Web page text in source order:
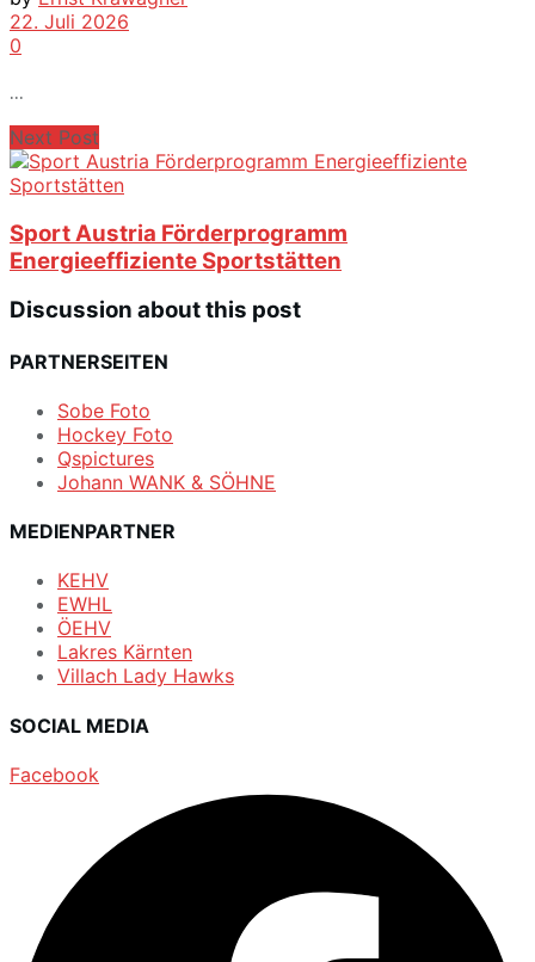
22. Juli 2026
0
...
Next Post
Sport Austria Förderprogramm
Energieeffiziente Sportstätten
Discussion about this post
PARTNERSEITEN
Sobe Foto
Hockey Foto
Qspictures
Johann WANK & SÖHNE
MEDIENPARTNER
KEHV
EWHL
ÖEHV
Lakres Kärnten
Villach Lady Hawks
SOCIAL MEDIA
Facebook